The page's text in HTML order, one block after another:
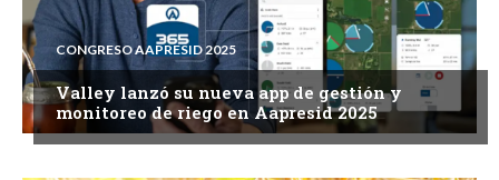
CONGRESO AAPRESID 2025
Valley lanzó su nueva app de gestión y
monitoreo de riego en Aapresid 2025